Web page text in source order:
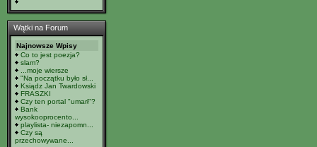
Wątki na Forum
Najnowsze Wpisy
Co to jest poezja?
slam?
...moje wiersze
"Na początku było sł...
Ksiądz Jan Twardowski
FRASZKI
Czy ten portal "umarł"?
Bank
wysokooprocento...
playlista- niezapomn...
Czy są
przechowywane...